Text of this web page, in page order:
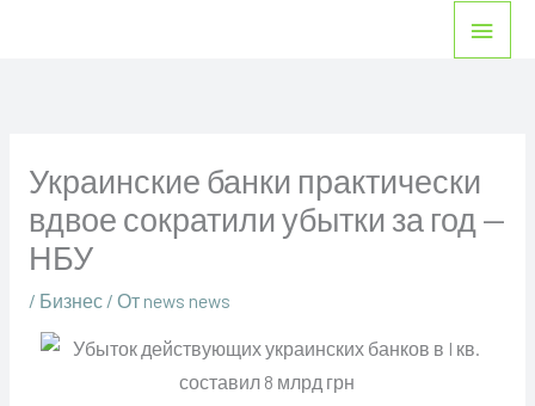
Украинские банки практически
вдвое сократили убытки за год —
НБУ
/ Бизнес/ От news news